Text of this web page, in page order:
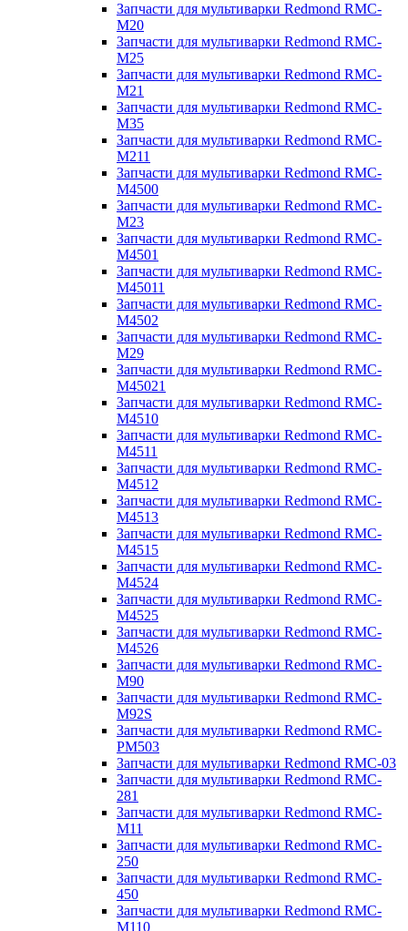
Запчасти для мультиварки Redmond RMC-
M20
Запчасти для мультиварки Redmond RMC-
M25
Запчасти для мультиварки Redmond RMC-
M21
Запчасти для мультиварки Redmond RMC-
M35
Запчасти для мультиварки Redmond RMC-
M211
Запчасти для мультиварки Redmond RMC-
M4500
Запчасти для мультиварки Redmond RMC-
M23
Запчасти для мультиварки Redmond RMC-
M4501
Запчасти для мультиварки Redmond RMC-
M45011
Запчасти для мультиварки Redmond RMC-
M4502
Запчасти для мультиварки Redmond RMC-
M29
Запчасти для мультиварки Redmond RMC-
M45021
Запчасти для мультиварки Redmond RMC-
M4510
Запчасти для мультиварки Redmond RMC-
M4511
Запчасти для мультиварки Redmond RMC-
M4512
Запчасти для мультиварки Redmond RMC-
M4513
Запчасти для мультиварки Redmond RMC-
M4515
Запчасти для мультиварки Redmond RMC-
M4524
Запчасти для мультиварки Redmond RMC-
M4525
Запчасти для мультиварки Redmond RMC-
M4526
Запчасти для мультиварки Redmond RMC-
M90
Запчасти для мультиварки Redmond RMC-
M92S
Запчасти для мультиварки Redmond RMC-
PM503
Запчасти для мультиварки Redmond RMC-03
Запчасти для мультиварки Redmond RMC-
281
Запчасти для мультиварки Redmond RMC-
M11
Запчасти для мультиварки Redmond RMC-
250
Запчасти для мультиварки Redmond RMC-
450
Запчасти для мультиварки Redmond RMC-
M110